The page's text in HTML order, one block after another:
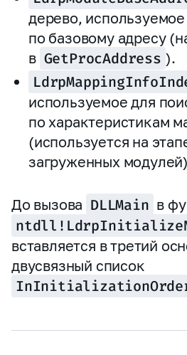
дерево,
по базовому адресу
в GetProcAddress ).
используемое для
по характеристикам
(используется на
загруженных
До вызова DLLMain в
вставляется в третий
двусвязный список